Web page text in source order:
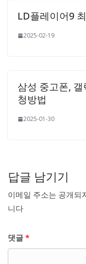
LD플레이어9
2025-02-19
삼성 중고폰,
청방법
2025-01-30
답글 남기기
이메일 주소는 공개되
니다
댓글*